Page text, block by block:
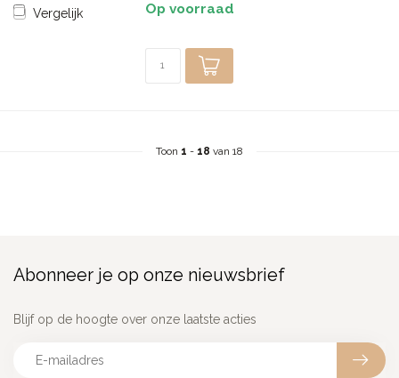
Vergelijk Op voorraad
Toon 1 - 18 van 18
Abonneer je op onze nieuwsbrief
Blijf op de hoogte over onze laatste acties